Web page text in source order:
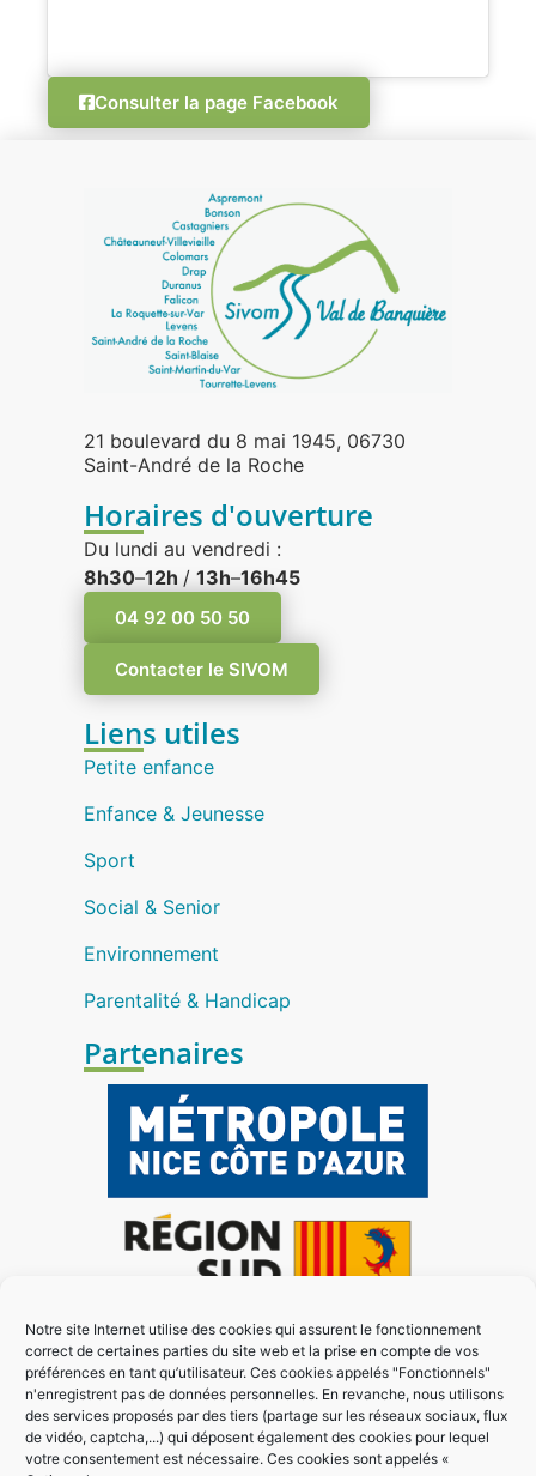
Notre site Internet utilise des cookies qui assurent le fonctionnement
correct de certaines parties du site web et la prise en compte de vos
préférences en tant qu’utilisateur. Ces cookies appelés "Fonctionnels"
n'enregistrent pas de données personnelles. En revanche, nous utilisons
des services proposés par des tiers (partage sur les réseaux sociaux, flux
de vidéo, captcha,...) qui déposent également des cookies pour lequel
votre consentement est nécessaire. Ces cookies sont appelés «
Consulter la page Facebook
21 boulevard du 8 mai 1945, 06730
Saint-André de la Roche
Horaires d'ouverture
Du lundi au vendredi :
8h30–12h / 13h–16h45
04 92 00 50 50
Contacter le SIVOM
Liens utiles
Petite enfance
Enfance & Jeunesse
Sport
Social & Senior
Environnement
Parentalité & Handicap
Partenaires